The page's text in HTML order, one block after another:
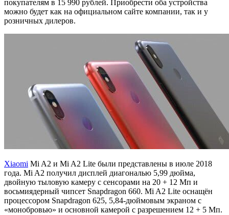
покупателям в 15 990 рублей. Приобрести оба устройства
можно будет как на официальном сайте компании, так и у
розничных дилеров.
Xiaomi Mi A2 и Mi A2 Lite были представлены в июле 2018
года. Mi A2 получил дисплей диагональю 5,99 дюйма,
двойную тыловую камеру с сенсорами на 20 + 12 Мп и
восьмиядерный чипсет Snapdragon 660. Mi A2 Lite оснащён
процессором Snapdragon 625, 5,84-дюймовым экраном с
«монобровью» и основной камерой с разрешением 12 + 5 Мп.